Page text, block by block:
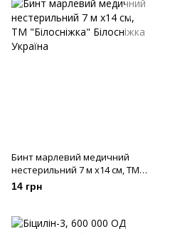
Бинт марлевий медичний
нестерильний 7 м х14 см, ТМ
"Білосніжка"
14 грн